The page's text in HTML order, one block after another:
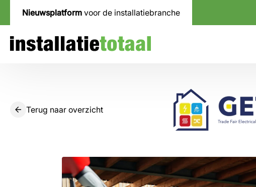
Nieuwsplatform voor de installatiebranche
Terug naar overzicht